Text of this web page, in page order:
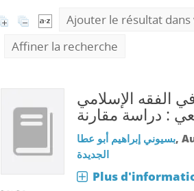
Ajouter le résultat
Affiner la recherche
الفقه الإسلامي
: دراسة مقارنة
بسيوني إبراهيم أبو عطا,
الجديدة
Plus